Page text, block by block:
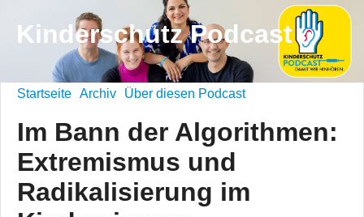
Kinderschutz Podcast
Startseite Archiv Über diesen Podcast
Im Bann der Algorithmen:
Extremismus und
Radikalisierung im